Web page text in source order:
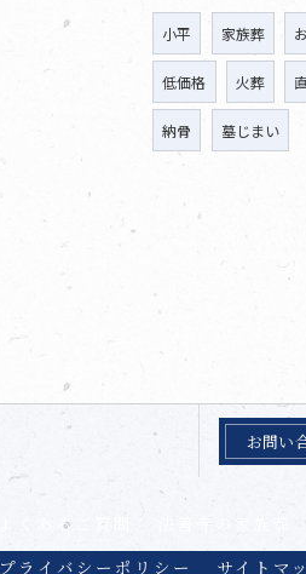
小平 家族葬
低価格 火葬
納骨 墓じまい
お問い
よくあるご質問
プライバシーポリシー サイトマ